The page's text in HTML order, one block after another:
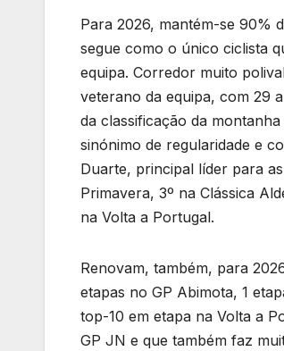
Para 2026, mantém-se 90%
segue como o único ciclista
equipa. Corredor muito
veterano da equipa, com 29
da classificação da
sinónimo de regularidade e
Duarte, principal líder para
Primavera, 3º na Clássica
na Volta a Portugal.
Renovam, também, para
etapas no GP Abimota, 1
top-10 em etapa na Volta a
GP JN e que também faz